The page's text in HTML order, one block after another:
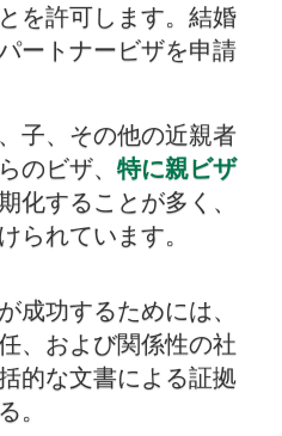
を許可します。結婚
ートナービザを申請
子、その他の近親者
のビザ、 特に親ビザ
化することが多く、
られています。
成功するためには、
、および関係性の社
的な文書による証拠
。